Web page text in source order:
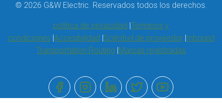
© 2026 G&W Electric. Reservados todos los derechos.
política de privacidad Términos y
condiciones Accesibilidad Solicitud de proveedor Inbound
Transportation Routing Marcas registradas